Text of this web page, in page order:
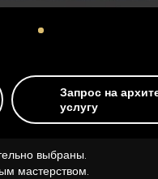
Запрос на
услугу
выбраны.
мастерством.